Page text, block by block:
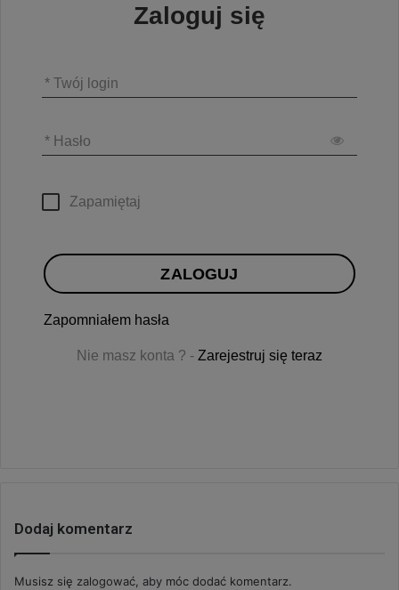
Zaloguj się
* Twój login
* Hasło
Zapamiętaj
ZALOGUJ
Zapomniałem hasła
Nie masz konta ? - Zarejestruj się teraz
Dodaj komentarz
Musisz się zalogować, aby móc dodać komentarz.